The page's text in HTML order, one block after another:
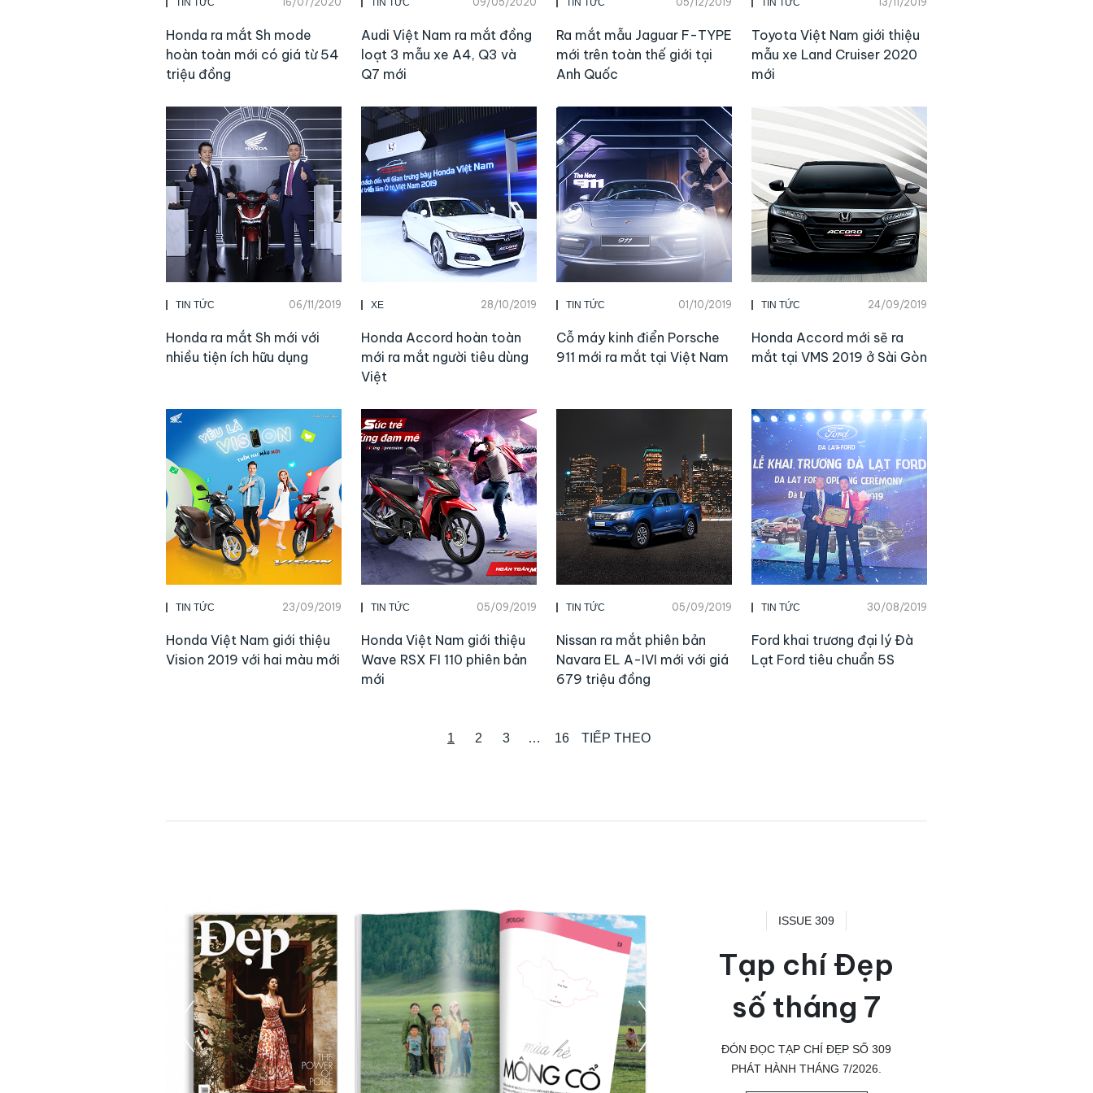
Honda ra mắt Sh mode
hoàn toàn mới có giá từ 54
triệu đồng
Audi Việt Nam ra mắt đồng
loạt 3 mẫu xe A4, Q3 và
Q7 mới
Ra mắt mẫu Jaguar F-TYPE
mới trên toàn thế giới tại
Anh Quốc
Toyota Việt Nam giới thiệu
mẫu xe Land Cruiser 2020
mới
TIN TỨC 06/11/2019
Honda ra mắt Sh mới với
nhiều tiện ích hữu dụng
XE 28/10/2019
Honda Accord hoàn toàn
mới ra mắt người tiêu dùng
Việt
TIN TỨC 01/10/2019
Cỗ máy kinh điển Porsche
911 mới ra mắt tại Việt Nam
TIN TỨC 24/09/2019
Honda Accord mới sẽ ra
mắt tại VMS 2019 ở Sài Gòn
TIN TỨC 23/09/2019
Honda Việt Nam giới thiệu
Vision 2019 với hai màu mới
TIN TỨC 05/09/2019
Honda Việt Nam giới thiệu
Wave RSX FI 110 phiên bản
mới
TIN TỨC 05/09/2019
Nissan ra mắt phiên bản
Navara EL A-IVI mới với giá
679 triệu đồng
TIN TỨC 30/08/2019
Ford khai trương đại lý Đà
Lạt Ford tiêu chuẩn 5S
1 2 3 … 16 TIẾP THEO
ISSUE 309
Tạp chí Đẹp
số tháng 7
ĐÓN ĐỌC TẠP CHÍ ĐẸP SỐ 309
PHÁT HÀNH THÁNG 7/2026.